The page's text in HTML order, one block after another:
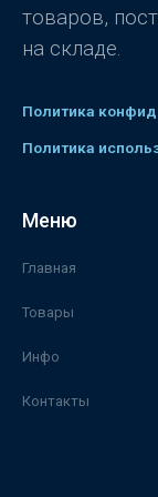
товаров,
на складе.
Политика
Политика
Меню
Главная
Товары
Инфо
Контакты